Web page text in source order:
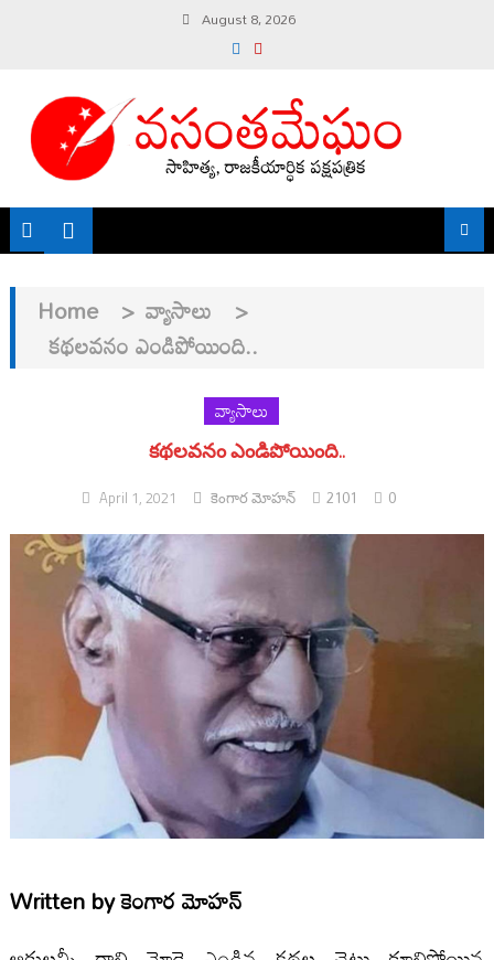
content
August 8, 2026
Home > వ్యాసాలు >
కథలవనం ఎండిపోయింది..
వ్యాసాలు
కథలవనం ఎండిపోయింది..
April 1, 2021 కెంగార మోహన్ 2101 0
Written byకెంగార మోహన్